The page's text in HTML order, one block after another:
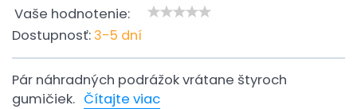
Vaše hodnotenie:
Dostupnosť:3-5 dní
Pár náhradných podrážok vrátane štyroch
gumičiek. Čítajte viac